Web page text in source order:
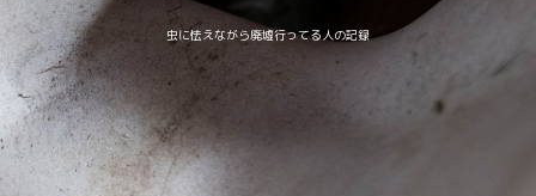
虫に怯えながら廃墟行ってる人の記録